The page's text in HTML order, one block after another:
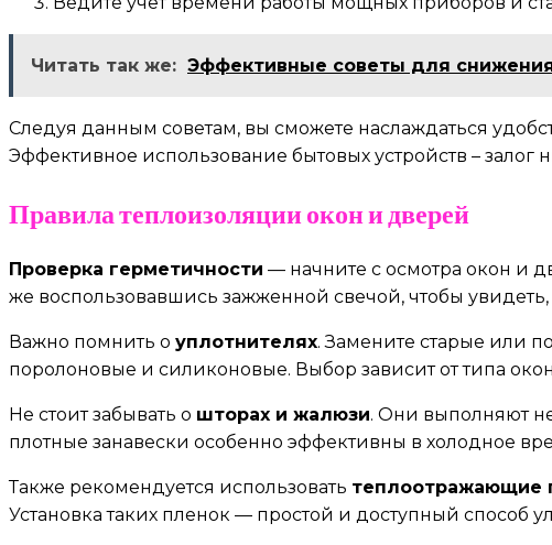
Читать так же: Эффективные советы для
Следуя данным советам, вы сможете наслаждаться
Эффективное использование бытовых устройств – залог
Правила теплоизоляции окон и дверей
Проверка герметичности — начните с осмотра окон и
же воспользовавшись зажженной свечой, чтобы
Важно помнить о уплотнителях. Замените старые или
поролоновые и силиконовые. Выбор зависит от типа
Не стоит забывать о шторах и жалюзи. Они выполняют
плотные занавески особенно эффективны в холодное
Также рекомендуется использовать теплоотражающие
Установка таких пленок — простой и доступный способ